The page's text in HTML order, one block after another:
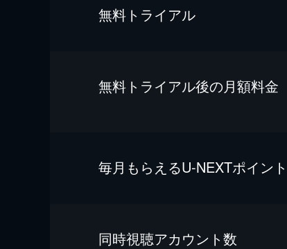
無料トライアル
無料トライアル後の⽉額料金
毎⽉もらえるU-NEXTポイント
同時視聴アカウント数